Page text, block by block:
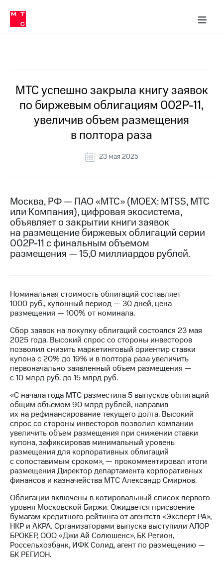
Медиа-центр
и акционерам
Устойчивое развитие
Комплаенс и деловая этика
компании
Карьера
История
компании
Руководство
информация
Медиа-центр
Пресс-
релизы
МТС
о технологиях
Финансовая
отчетность
Контакты
Новости
в
регионе
и акционерам
Корпоративное
управление
Корпоративный
секретарь
Раскрытие
информации
Информация
акционерам
Документы
ПАО
"МТС"
Собрания
акционеров
Личный
кабинет
акционера
в МТС
Пресс-
релизы
МТС
о технологиях
МТС успешно закрыла книгу заявок
по биржевым облигациям 002Р-11,
увеличив объем размещения
в полтора раза
23 мая 2025
Москва, РФ — ПАО «МТС» (MOEX: MTSS, МТС
или Компания), цифровая экосистема,
объявляет о закрытии книги заявок
на размещение биржевых облигаций серии
002Р-11 с финальным объемом
размещения — 15,0 миллиардов рублей.
Номинальная стоимость облигаций составляет
1000 руб., купонный период — 30 дней, цена
размещения — 100% от номинала.
Сбор заявок на покупку облигаций состоялся 23 мая
2025 года. Высокий спрос со стороны инвесторов
позволил снизить маркетинговый ориентир ставки
купона с 20% до 19% и в полтора раза увеличить
первоначально заявленный объем размещения —
с 10 млрд руб. до 15 млрд руб.
«С начала года МТС разместила 5 выпусков облигаций
общим объемом 90 млрд рублей, направив
их на рефинансирование текущего долга. Высокий
спрос со стороны инвесторов позволил компании
увеличить объем размещения при снижении ставки
купона, зафиксировав минимальный уровень
размещения для корпоративных облигаций
с сопоставимым сроком», — прокомментировал итоги
размещения Директор департамента корпоративных
финансов и казначейства МТС Александр Смирнов.
Облигации включены в котировальный список первого
уровня Московской Биржи. Ожидается присвоение
бумагам кредитного рейтинга от агентств «Эксперт РА»,
НКР и АКРА. Организаторами выпуска выступили АЛОР
БРОКЕР, ООО «Джи Ай Солюшенс», БК Регион,
Россельхозбанк, ИФК Солид, агент по размещению —
БК РЕГИОН.